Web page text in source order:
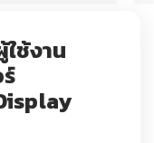
ช้งาน